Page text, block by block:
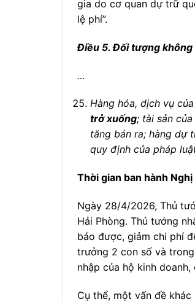
gia do cơ quan dự trữ
lệ phí”.
Điều 5. Đối tượng không
…
Hàng hóa, dịch vụ
trở xuống; tài sản
tăng bán ra; hàng dự
quy định của pháp
Thời gian ban hành
Ngày 28/4/2026, Thủ
Hải Phòng. Thủ tướng
báo được, giảm chi phí
trưởng 2 con số và
nhập của hộ kinh
Cụ thể, một vấn đề